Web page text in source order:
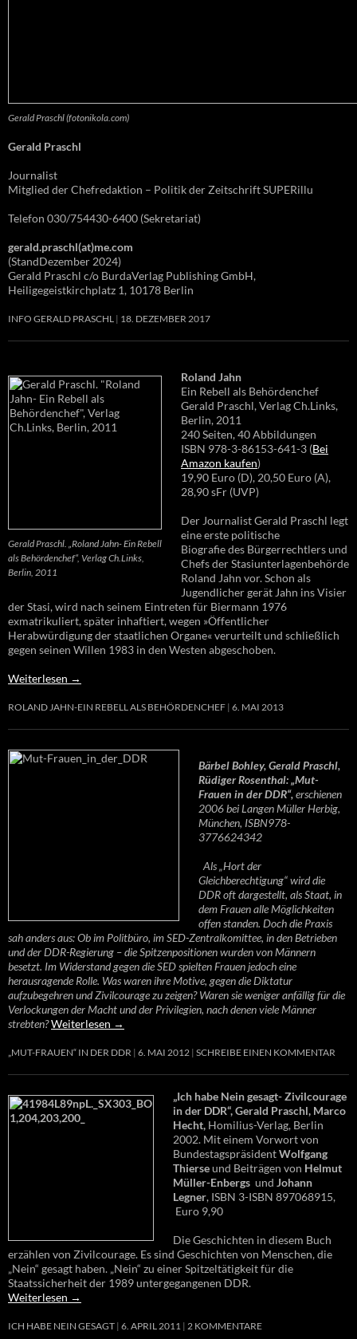
Gerald Praschl (fotonikola.com)
Gerald Praschl
Journalist
Mitglied der Chefredaktion – Politik der Zeitschrift SUPERillu
Telefon 030/754430-6400 (Sekretariat)
gerald.praschl(at)me.com
(StandDezember 2024)
Gerald Praschl c/o BurdaVerlag Publishing GmbH,
Heiligegeistkirchplatz 1, 10178 Berlin
INFO GERALD PRASCHL 18. DEZEMBER 2017
Gerald Praschl. „Roland Jahn- Ein Rebell
als Behördenchef“, Verlag Ch.Links,
Berlin, 2011
Roland Jahn
Ein Rebell als Behördenchef
Gerald Praschl, Verlag Ch.Links,
Berlin, 2011
240 Seiten, 40 Abbildungen
ISBN 978-3-86153-641-3 (Bei
Amazon kaufen)
19,90 Euro (D), 20,50 Euro (A),
28,90 sFr (UVP)
Der Journalist Gerald Praschl legt
eine erste politische
Biografie des Bürgerrechtlers und
Chefs der Stasiunterlagenbehörde
Roland Jahn vor. Schon als
Jugendlicher gerät Jahn ins Visier
der Stasi, wird nach seinem Eintreten für Biermann 1976
exmatrikuliert, später inhaftiert, wegen »Öffentlicher
Herabwürdigung der staatlichen Organe« verurteilt und schließlich
gegen seinen Willen 1983 in den Westen abgeschoben.
Weiterlesen →
ROLAND JAHN-EIN REBELL ALS BEHÖRDENCHEF 6. MAI 2013
Bärbel Bohley, Gerald Praschl,
Rüdiger Rosenthal: „Mut-
Frauen in der DDR“,erschienen
2006 bei Langen Müller Herbig,
München, ISBN978-
3776624342
Als „Hort der
Gleichberechtigung“ wird die
DDR oft dargestellt, als Staat, in
dem Frauen alle Möglichkeiten
offen standen. Doch die Praxis
sah anders aus: Ob im Politbüro, im SED-Zentralkomittee, in den Betrieben
und der DDR-Regierung – die Spitzenpositionen wurden von Männern
besetzt. Im Widerstand gegen die SED spielten Frauen jedoch eine
herausragende Rolle. Was waren ihre Motive, gegen die Diktatur
aufzubegehren und Zivilcourage zu zeigen? Waren sie weniger anfällig für die
Verlockungen der Macht und der Privilegien, nach denen viele Männer
strebten?Weiterlesen →
„MUT-FRAUEN“ IN DER DDR 6. MAI 2012 SCHREIBE EINEN KOMMENTAR
„Ich habe Nein gesagt- Zivilcourage
in der DDR“, Gerald Praschl, Marco
Hecht, Homilius-Verlag, Berlin
2002. Mit einem Vorwort von
BundestagspräsidentWolfgang
Thierseund Beiträgen von Helmut
Müller-Enbergs und Johann
Legner, ISBN 3-ISBN 897068915,
Euro 9,90
Die Geschichten in diesem Buch
erzählen von Zivilcourage. Es sind Geschichten von Menschen, die
„Nein“ gesagt haben. „Nein“ zu einer Spitzeltätigkeit für die
Staatssicherheit der 1989 untergegangenen DDR.
Weiterlesen →
ICH HABE NEIN GESAGT 6. APRIL 2011 2 KOMMENTARE